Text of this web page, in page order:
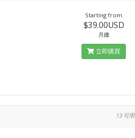
Starting from
$39.00USD
月繳
立即購買
13 可用